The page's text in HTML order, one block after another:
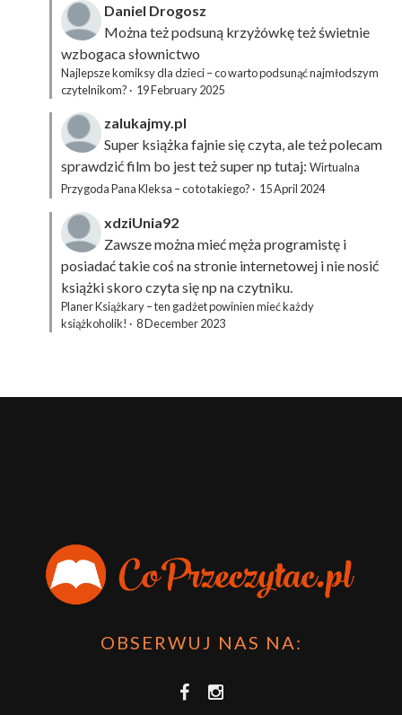
Daniel Drogosz
Można też podsuną krzyżówkęteż świetnie
wzbogaca słownictwo
Najlepsze komiksy dla dzieci – co warto podsunąć najmłodszym
czytelnikom? · 19 February 2025
zalukajmy.pl
Super książka fajnie się czyta, ale też polecam
sprawdzić film bo jest też super np tutaj: Wirtualna
Przygoda Pana Kleksa – co to takiego? · 15 April 2024
xdziUnia92
Zawsze można mieć męża programistę i
posiadać takie coś na stronie internetowej i nie nosić
książki skoro czyta się np na czytniku.
Planer Książkary – ten gadżet powinien mieć każdy
książkoholik! · 8 December 2023
OBSERWUJ NAS NA: